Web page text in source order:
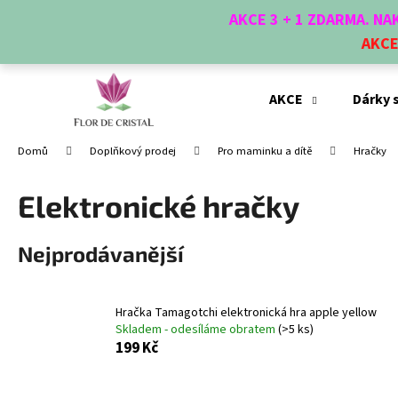
AKCE 3 + 1 ZDARMA.
AKCE
AKCE Dárky
Domů Doplňkový prodej Pro maminku a dítě Hračky
Elektronické hračky
Nejprodávanější
Hračka Tamagotchi elektronická hra apple yellow
Skladem - odesíláme obratem (>5 ks)
199 Kč
do
do